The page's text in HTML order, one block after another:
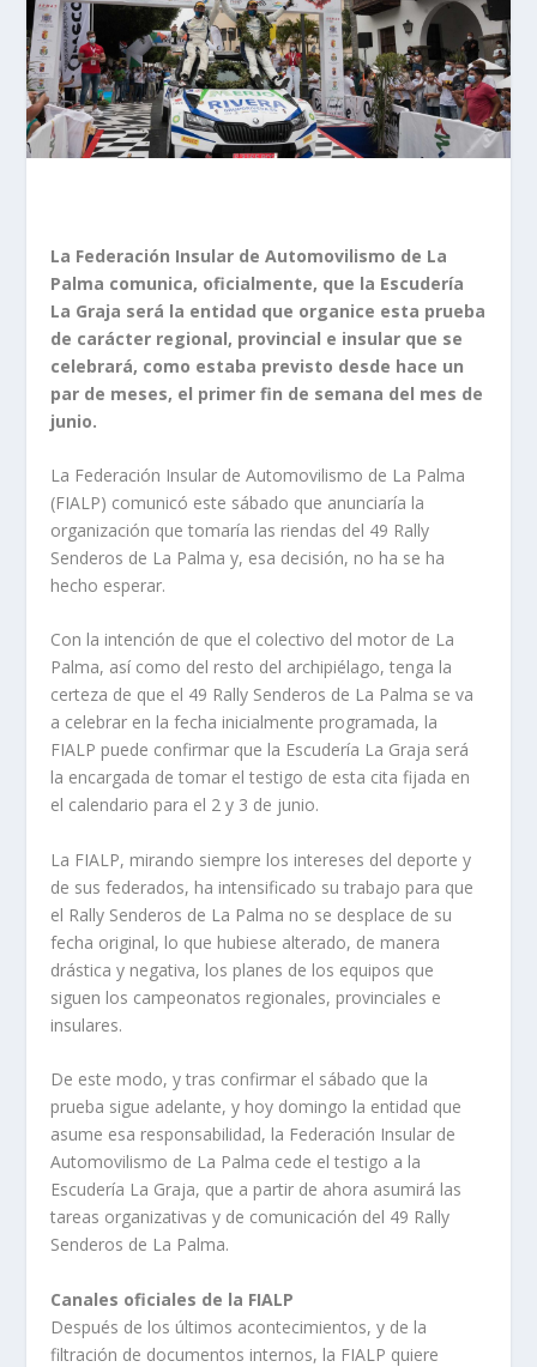
La Federación Insular de Automovilismo de La
Palma comunica, oficialmente, que la Escudería
La Graja será la entidad que organice esta prueba
de carácter regional, provincial e insular que se
celebrará, como estaba previsto desde hace un
par de meses, el primer fin de semana del mes de
junio.
La Federación Insular de Automovilismo de La Palma
(FIALP) comunicó este sábado que anunciaría la
organización que tomaría las riendas del 49 Rally
Senderos de La Palma y, esa decisión, no ha se ha
hecho esperar.
Con la intención de que el colectivo del motor de La
Palma, así como del resto del archipiélago, tenga la
certeza de que el 49 Rally Senderos de La Palma se va
a celebrar en la fecha inicialmente programada, la
FIALP puede confirmar que la Escudería La Graja será
la encargada de tomar el testigo de esta cita fijada en
el calendario para el 2 y 3 de junio.
La FIALP, mirando siempre los intereses del deporte y
de sus federados, ha intensificado su trabajo para que
el Rally Senderos de La Palma no se desplace de su
fecha original, lo que hubiese alterado, de manera
drástica y negativa, los planes de los equipos que
siguen los campeonatos regionales, provinciales e
insulares.
De este modo, y tras confirmar el sábado que la
prueba sigue adelante, y hoy domingo la entidad que
asume esa responsabilidad, la Federación Insular de
Automovilismo de La Palma cede el testigo a la
Escudería La Graja, que a partir de ahora asumirá las
tareas organizativas y de comunicación del 49 Rally
Senderos de La Palma.
Canales oficiales de la FIALP
Después de los últimos acontecimientos, y de la
filtración de documentos internos, la FIALP quiere